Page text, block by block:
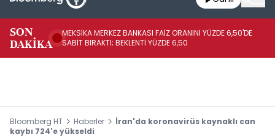
SON
DAKİKA
MEKSİKA MERKEZ BANKASI FAİZ ORANINI YÜZDE 6,50'DE
SABİT BIRAKTI; BEKLENTİ YÜZDE 6,50
Bloomberg HT Haberler
İran'da koronavirüs kaynaklı can
kaybı 724'e yükseldi